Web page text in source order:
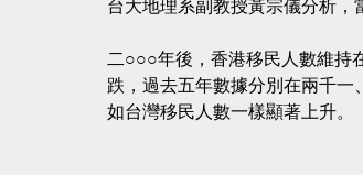
台大地理系副教授黃宗儀分析，
二○○○年後，香港移民人數維持
跌，過去五年數據分別在兩千
如台灣移民人數一樣顯著上升。